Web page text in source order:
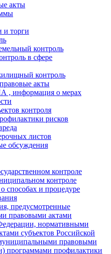
акты
и торги
контроль
в сфере
контроль
акты
, информация о мерах
контроля
рисков
листов
обсуждения
контроле
контроле
способах и процедуре
предусмотренные
правовыми актами
нормативными
субъектов Российской
правовыми
программами профилактики